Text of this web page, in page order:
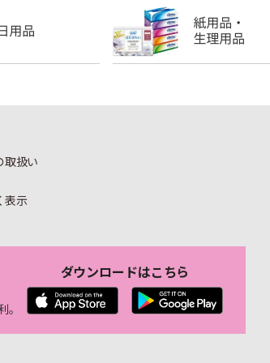
取扱い
表示
。
ダウンロードはこちら